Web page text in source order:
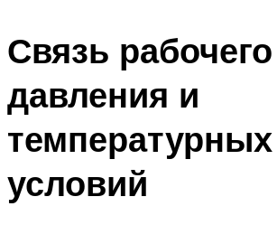
Связь рабочего
давления и
температурных
условий